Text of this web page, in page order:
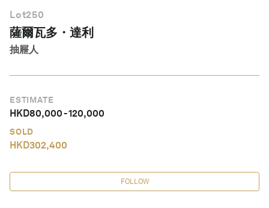
Lot250
薩爾瓦多・達利
抽屜人
ESTIMATE
HKD80,000-120,000
SOLD
HKD302,400
FOLLOW